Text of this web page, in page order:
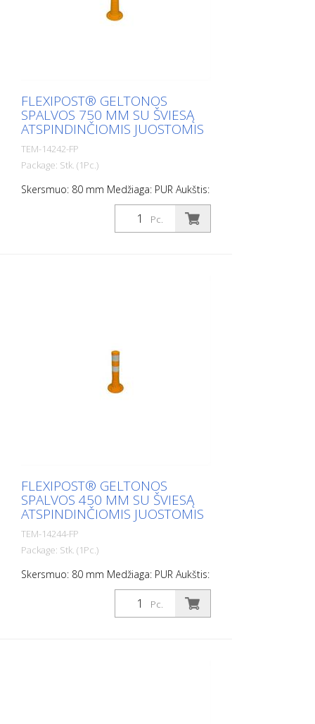
FLEXIPOST® GELTONOS
SPALVOS 750 MM SU ŠVIESĄ
ATSPINDINČIOMIS JUOSTOMIS
TEM-14242-FP
Package: Stk. (1Pc.)
Skersmuo: 80 mm Medžiaga: PUR Aukštis:
750 mm Svoris: 1,32 kg Spalva: geltona 3
šviesą atspindinčios juostelės (be
tvirtinimo medžiagos) Flexipost® yra
Pc.
FLEXIPOST® GELTONOS
SPALVOS 450 MM SU ŠVIESĄ
ATSPINDINČIOMIS JUOSTOMIS
TEM-14244-FP
Package: Stk. (1Pc.)
Skersmuo: 80 mm Medžiaga: PUR Aukštis:
450 mm Svoris: 0,93 kg spalva: geltona 2
šviesą atspindinčios juostelės (be
tvirtinimo medžiagos) Flexipost® yra
Pc.